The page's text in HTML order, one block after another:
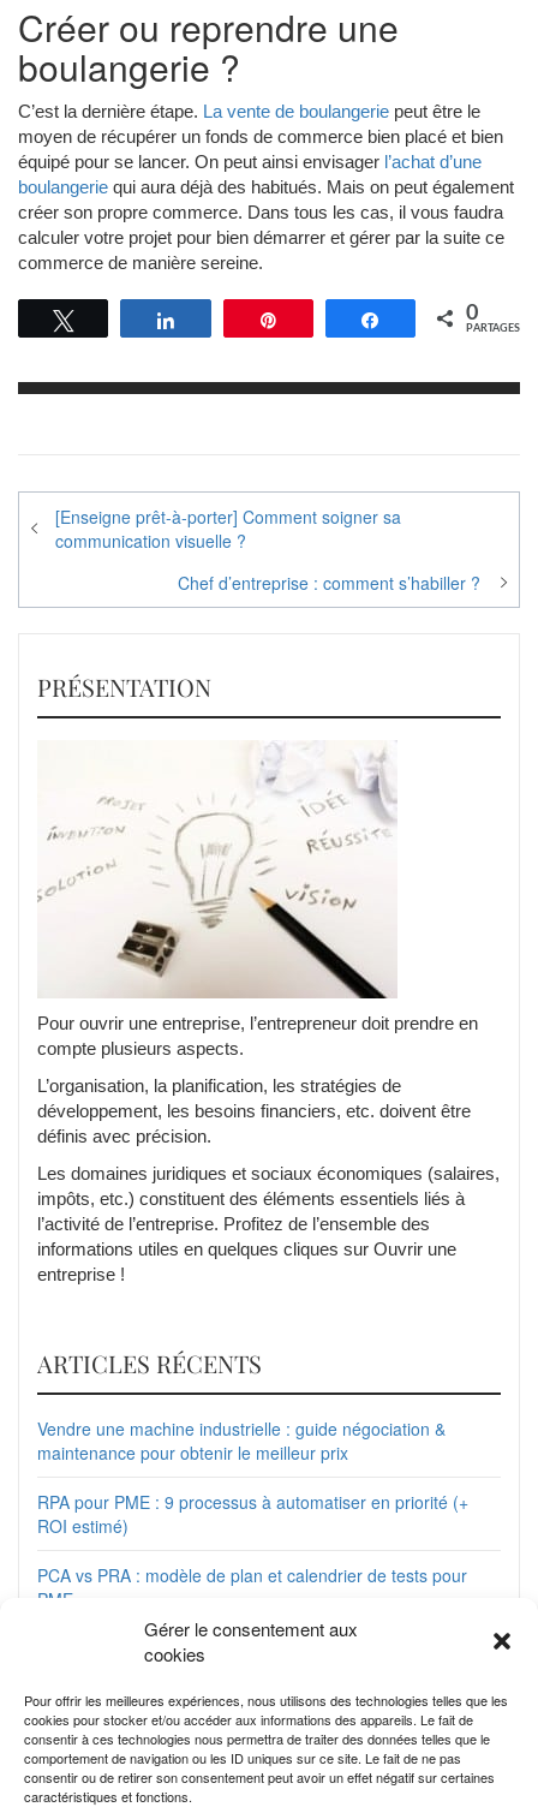
Gérer le consentement aux
cookies
Pour offrir les meilleures expériences, nous utilisons des technologies telles que les
cookies pour stocker et/ou accéder aux informations des appareils. Le fait de
consentir à ces technologies nous permettra de traiter des données telles que le
comportement de navigation ou les ID uniques sur ce site. Le fait de ne pas
consentir ou de retirer son consentement peut avoir un effet négatif sur certaines
caractéristiques et fonctions.
Créer ou reprendre une
boulangerie ?
C’est la dernière étape. La vente de boulangerie peut être le
moyen de récupérer un fonds de commerce bien placé et bien
équipé pour se lancer. On peut ainsi envisager l’achat d’une
boulangerie qui aura déjà des habitués. Mais on peut également
créer son propre commerce. Dans tous les cas, il vous faudra
calculer votre projet pour bien démarrer et gérer par la suite ce
commerce de manière sereine.
Partagez 0
PARTAGES
Navigation
de
[Enseigne prêt-à-porter] Comment soigner sa
communication visuelle ?
Chef d’entreprise : comment s’habiller ?
PRÉSENTATION
Pour ouvrir une entreprise, l’entrepreneur doit prendre en
compte plusieurs aspects.
L’organisation, la planification, les stratégies de
développement, les besoins financiers, etc. doivent être
définis avec précision.
Les domaines juridiques et sociaux économiques (salaires,
impôts, etc.) constituent des éléments essentiels liés à
l’activité de l’entreprise. Profitez de l’ensemble des
informations utiles en quelques cliques sur Ouvrir une
entreprise !
ARTICLES RÉCENTS
Vendre une machine industrielle : guide négociation &
maintenance pour obtenir le meilleur prix
RPA pour PME : 9 processus à automatiser en priorité (+
ROI estimé)
PCA vs PRA : modèle de plan et calendrier de tests pour
PME
Google My Business : le guide complet pour créer et
Matrice de compétences : modèle prêt à l’emploi + guide
GPEC pour PME